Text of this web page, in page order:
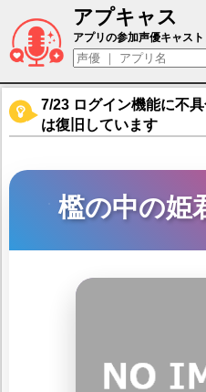
アプキャス
檻の中の姫君・
アプリの参加声優キャス
7/23 ログイン機能に不
は復旧しています
檻の中の姫